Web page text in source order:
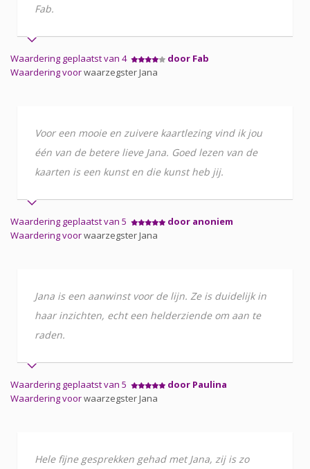
Fab.
Waardering geplaatst van 4
door Fab
Waardering voorwaarzegster Jana
Voor een mooie en zuivere kaartlezing vind ik jou
één van de betere lieve Jana. Goed lezen van de
kaarten is een kunst en die kunst heb jij.
Waardering geplaatst van 5
door anoniem
Waardering voorwaarzegster Jana
Jana is een aanwinst voor de lijn. Ze is duidelijk in
haar inzichten, echt een helderziende om aan te
raden.
Waardering geplaatst van 5
door Paulina
Waardering voorwaarzegster Jana
Hele fijne gesprekken gehad met Jana, zij is zo